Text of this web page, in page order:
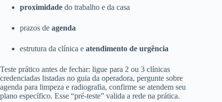
proximidade do trabalho e da casa
prazos de agenda
estrutura da clínica e atendimento de urgência
Teste prático antes de fechar: ligue para 2 ou 3 clínicas
credenciadas listadas no guia da operadora, pergunte sobre
agenda para limpeza e radiografia, confirme se atendem seu
plano específico. Esse “pré-teste” valida a rede na prática.